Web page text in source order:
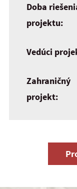
Doba
projektu:
Vedúci
Zahraničný
projekt: